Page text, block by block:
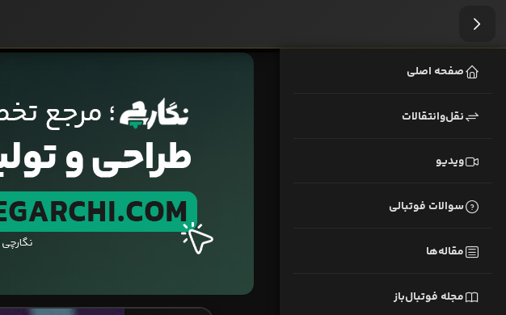
صفحه اصلی
نقل‌وانتقالات
ویدیو
سوالات فوتبالی
مقاله‌ها
مجله فوتبال‌باز